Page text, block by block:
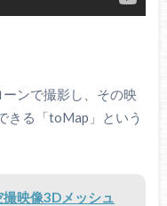
ンで撮影し、その映
きる「toMap」という
映像3Dメッシュ